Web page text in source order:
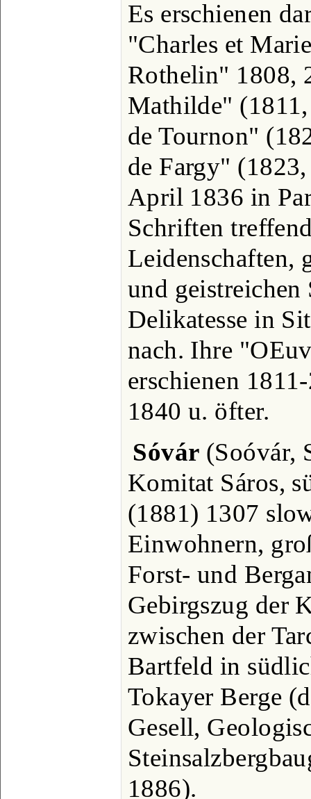
Es erschienen
"Charles et
Rothelin" 1808,
Mathilde"
de Tournon"
de Fargy"
April 1836 in
Schriften
Leidenschaften,
und geistreichen
Delikatesse in
nach. Ihre
erschienen
1840 u. öfter.
Sóvár (Soóvár,
Komitat Sáros,
(1881) 1307
Einwohnern,
Forst- und
Gebirgszug der
zwischen der
Bartfeld in
Tokayer Berge
Gesell,
1886).